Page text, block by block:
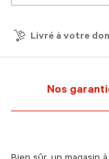
Livré à votre
Nos